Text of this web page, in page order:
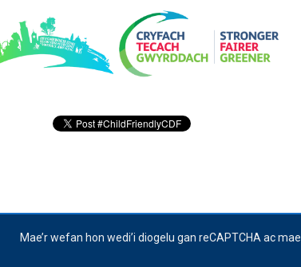
Mae’r wefan hon wedi’i diogelu gan reCAPTCHA ac mae